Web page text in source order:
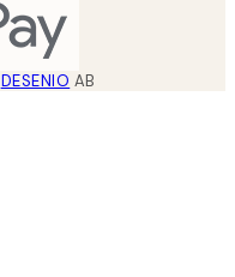
DESENIO AB